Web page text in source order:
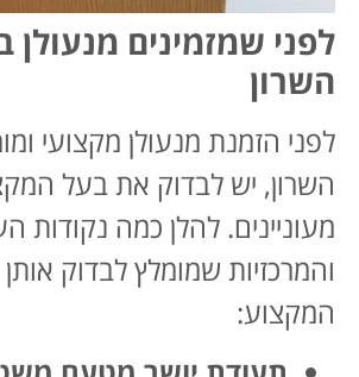
לפני שמזמינים
השרון
לפני הזמנת מנעולן מקצועי
השרון, יש לבדוק את בעל
מעוניינים. להלן כמה נקודות
והמרכזיות שמומלץ לבדוק
המקצוע: